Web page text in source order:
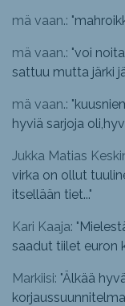
mä vaan.: "
mä vaan.: "voi
sattuu mutta järki
mä vaan.: "
hyviä sarjoja
Jukka Matias
virka on ollut
itsellään tiet..."
Kari Kaaja: "
saadut tiilet euron
Markiisi: "Älkää